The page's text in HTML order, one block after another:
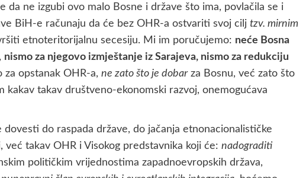
da ne izgubi ovo malo Bosne i države što ima, povlačila se i
BiH-e računaju da će bez OHR-a ostvariti svoj cilj tzv. mirnim
etnoteritorijalnu secesiju. Mi im poručujemo: neće Bosna
nismo za njegovo izmještanje iz Sarajeva, nismo za redukciju
za opstanak OHR-a, ne zato što je dobarza Bosnu, već zato što
kakav takav društveno-ekonomski razvoj, onemogućava
do raspada države, do jačanja etnonacionalističke
takav OHR i Visokog predstavnika koji će: nadograditi
političkim vrijednostima zapadnoevropskih država,